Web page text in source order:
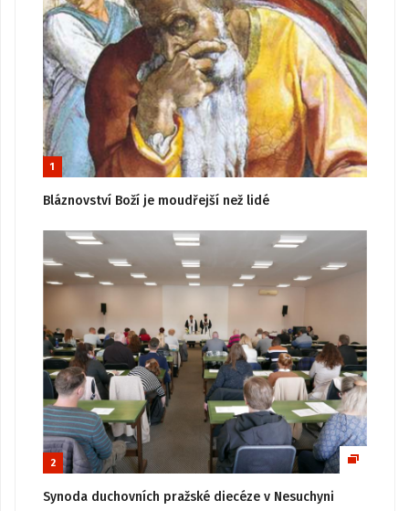
1
Bláznovství Boží je moudřejší než lidé
2
Synoda duchovních pražské diecéze v Nesuchyni